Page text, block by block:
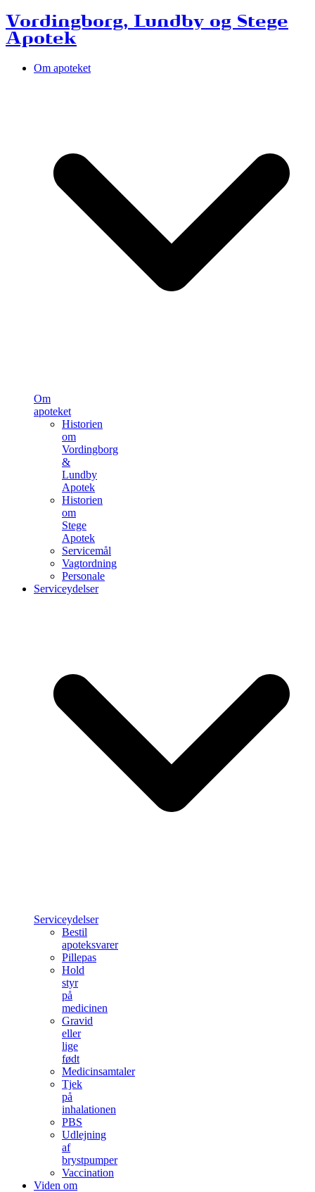
Vordingborg, Lundby og Stege
Apotek
Om apoteket
Om
apoteket
Historien
om
Vordingborg
&
Lundby
Apotek
Historien
om
Stege
Apotek
Servicemål
Vagtordning
Personale
Serviceydelser
Serviceydelser
Bestil
apoteksvarer
Pillepas
Hold
styr
på
medicinen
Gravid
eller
lige
født
Medicinsamtaler
Tjek
på
inhalationen
PBS
Udlejning
af
brystpumper
Vaccination
Viden om